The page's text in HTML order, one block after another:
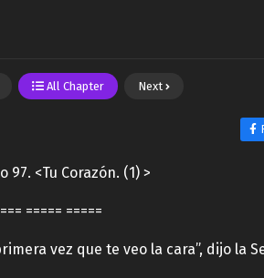
All Chapter Next
97. <Tu Corazón. (1) >
===== =====
vez que te veo la cara”, dijo la